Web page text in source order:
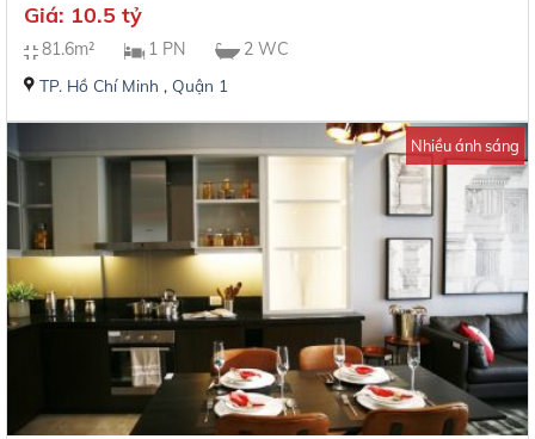
Giá: 10.5 tỷ
81.6m² 1 PN 2 WC
TP. Hồ Chí Minh , Quận 1
Nhiều ánh sáng